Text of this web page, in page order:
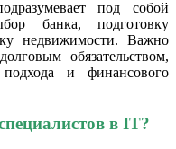
под собой
банка, подготовку
недвижимости. Важно
обязательством,
подхода и финансового
в IT?